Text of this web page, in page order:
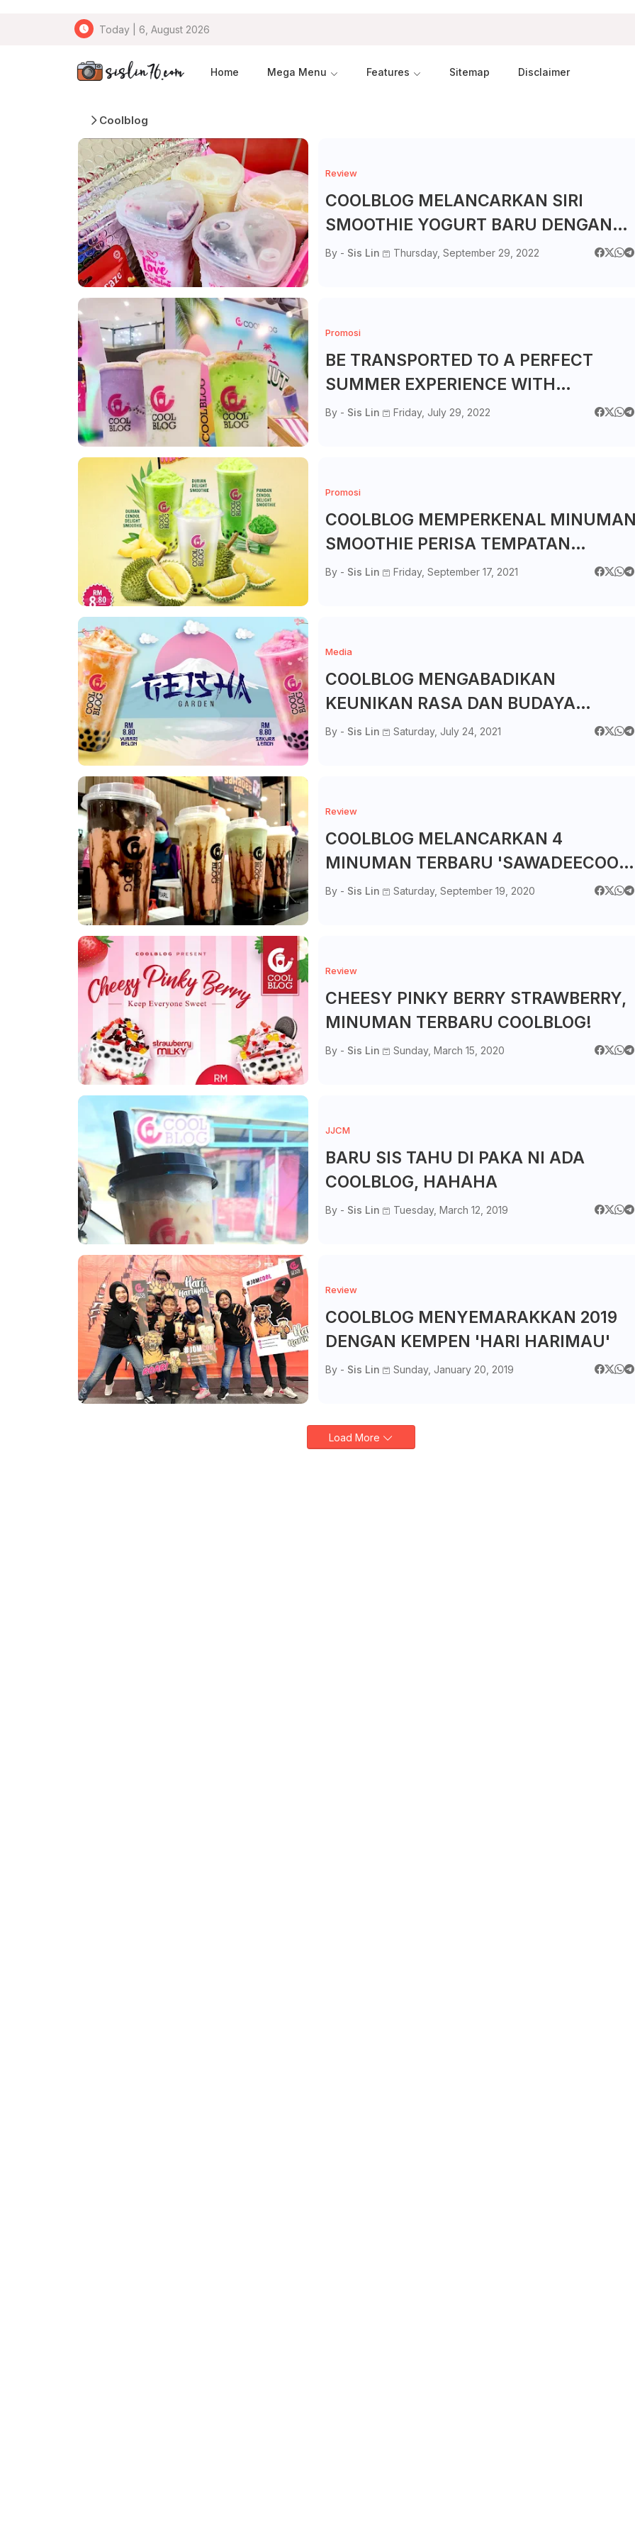
Today | 6, August 2026
Home Mega Menu Features Sitemap Disclaimer
Coolblog
Review
COOLBLOG MELANCARKAN SIRI
SMOOTHIE YOGURT BARU DENGAN
KERJASAMA BERSAMA AMAZIN'
By - Sis Lin Thursday, September 29, 2022
Promosi
BE TRANSPORTED TO A PERFECT
SUMMER EXPERIENCE WITH
COOLBLOG
By - Sis Lin Friday, July 29, 2022
Promosi
COOLBLOG MEMPERKENAL MINUMAN
SMOOTHIE PERISA TEMPATAN
SEMPENA KEMPEN HERO MALAYSIA!
By - Sis Lin Friday, September 17, 2021
Media
COOLBLOG MENGABADIKAN
KEUNIKAN RASA DAN BUDAYA
NEGARA JEPUN MELALUI KEMPEN
By - Sis Lin Saturday, July 24, 2021
Review
COOLBLOG MELANCARKAN 4
MINUMAN TERBARU 'SAWADEECOOL'
BERSAIZ 700ML
By - Sis Lin Saturday, September 19, 2020
Review
CHEESY PINKY BERRY STRAWBERRY,
MINUMAN TERBARU COOLBLOG!
By - Sis Lin Sunday, March 15, 2020
JJCM
BARU SIS TAHU DI PAKA NI ADA
COOLBLOG, HAHAHA
By - Sis Lin Tuesday, March 12, 2019
Review
COOLBLOG MENYEMARAKKAN 2019
DENGAN KEMPEN 'HARI HARIMAU'
By - Sis Lin Sunday, January 20, 2019
Load More